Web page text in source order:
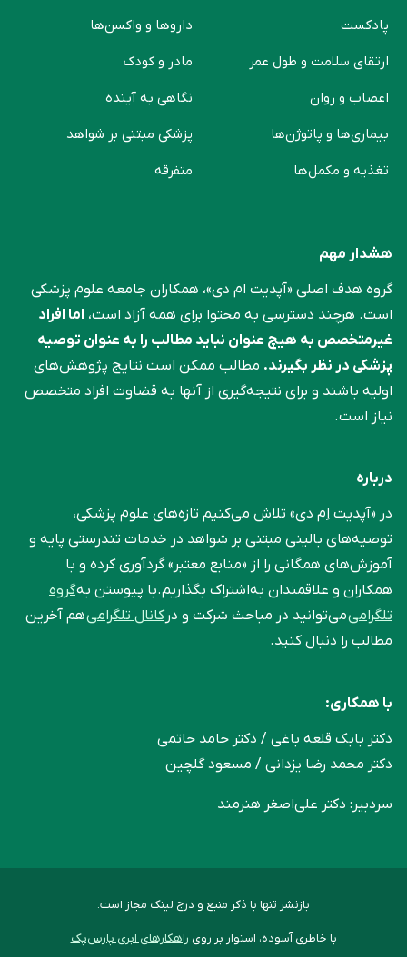
پادکست
ارتقای سلامت و طول عمر
اعصاب و روان
بیماری‌ها و پاتوژن‌ها
تغذیه و مکمل‌ها
دارو‌ها و واکسن‌ها
مادر و کودک
نگاهی به آینده
پزشکی مبتنی بر شواهد
متفرقه
هشدار مهم
گروه هدف اصلی «آپدیت ام دی»، همکاران جامعه علوم ‌پزشکی
است. هرچند دسترسی به محتوا برای همه آزاد است، اما افراد
غیرمتخصص به هیچ عنوان نباید مطالب را به عنوان توصیه
پزشکی در نظر بگیرند. مطالب ممکن است نتایج پژوهش‌های
اولیه باشند و برای نتیجه‌گیری از آنها به قضاوت افراد متخصص
نیاز است.
درباره
در «آپدیت اِم دی» تلاش می‌کنیم تازه‌های علوم پزشکی،
توصیه‌های بالینی مبتنی بر شواهد در خدمات تندرستی پایه و
آموزش‌های همگانی را از «منابع معتبر» گردآوری کرده و با
همکاران و علاقمندان به‌اشتراک بگذاریم.با پیوستن بهگروه
تلگرامیمی‌توانید در مباحث شرکت و درکانال تلگرامیهم آخرین
مطالب را دنبال کنید.
با همکاری:
دکتر بابک قلعه‌ باغی / دکتر حامد حاتمی
دکتر محمد رضا یزدانی / مسعود گلچین
سردبیر: دکتر علی‌اصغر هنرمند
بازنشر تنها با ذکر منبع و درج لینک مجاز است.
با خاطری آسوده، استوار بر روی راهکارهای ابری پارس‌پک